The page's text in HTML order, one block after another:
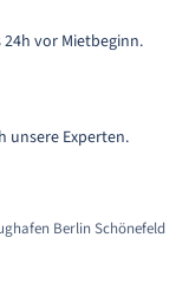
vor Mietbeginn.
unsere Experten.
Berlin Schönefeld